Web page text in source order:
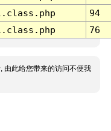
94
76
由此给您带来的访问不便我